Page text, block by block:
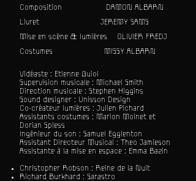
Composition DAMON ALBARN
Livret JEREMY SAMS
Mise en scène & lumières OLIVIER FREDJ
Costumes MISSY ALBARN
Vidéaste : Etienne Guiol
Supervision musicale : Michael Smith
Direction musicale : Stephen Higgins
Sound designer : Unisson Design
Co-créateur lumières : Julien Pichard
Assistants costumes : Marion Moinet et
Dorian Spiess
Ingénieur du son : Samuel Egglenton
Assistant Directeur Musical : Theo Jamieson
Assistante à la mise en espace : Emma Bazin
Christopher Robson : Reine de la Nuit
Richard Burkhard : Sarastro